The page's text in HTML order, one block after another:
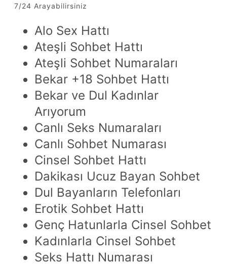
7/24 Arayabilirsiniz
Alo Sex Hattı
Ateşli Sohbet Hattı
Ateşli Sohbet Numaraları
Bekar +18 Sohbet Hattı
Bekar ve Dul Kadınlar
Arıyorum
Canlı Seks Numaraları
Canlı Sohbet Numarası
Cinsel Sohbet Hattı
Dakikası Ucuz Bayan Sohbet
Dul Bayanların Telefonları
Erotik Sohbet Hattı
Genç Hatunlarla Cinsel Sohbet
Kadınlarla Cinsel Sohbet
Seks Hattı Numarası